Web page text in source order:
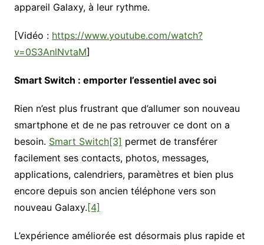
appareil Galaxy, à leur rythme.
[Vidéo : https://www.youtube.com/watch?
v=0S3AnlNvtaM]
Smart Switch : emporter l’essentiel avec soi
Rien n’est plus frustrant que d’allumer son nouveau
smartphone et de ne pas retrouver ce dont on a
besoin. Smart Switch[3] permet de transférer
facilement ses contacts, photos, messages,
applications, calendriers, paramètres et bien plus
encore depuis son ancien téléphone vers son
nouveau Galaxy.[4]
L’expérience améliorée est désormais plus rapide et